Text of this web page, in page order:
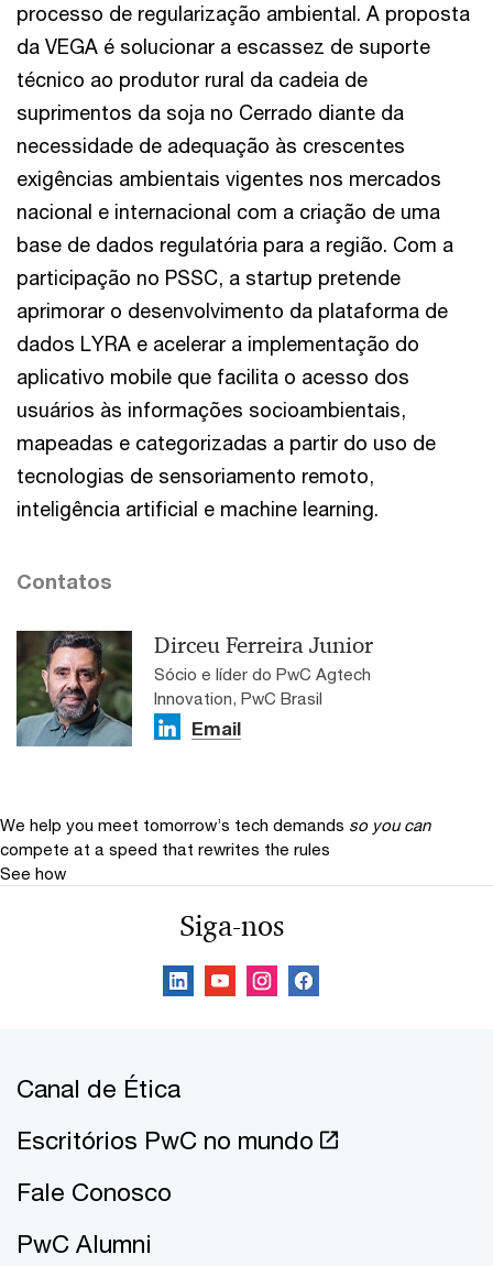
processo de regularização ambiental. A proposta
da VEGA é solucionar a escassez de suporte
técnico ao produtor rural da cadeia de
suprimentos da soja no Cerrado diante da
necessidade de adequação às crescentes
exigências ambientais vigentes nos mercados
nacional e internacional com a criação de uma
base de dados regulatória para a região. Com a
participação no PSSC, a startup pretende
aprimorar o desenvolvimento da plataforma de
dados LYRA e acelerar a implementação do
aplicativo mobile que facilita o acesso dos
usuários às informações socioambientais,
mapeadas e categorizadas a partir do uso de
tecnologias de sensoriamento remoto,
inteligência artificial e machine learning.
Contatos
Dirceu Ferreira Junior
Sócio e líder do PwC Agtech
Innovation, PwC Brasil
Email
We help you meet tomorrow’s tech demands so you can
compete at a speed that rewrites the rules
See how
Siga-nos
Canal de Ética
Escritórios PwC no mundo
Fale Conosco
PwC Alumni